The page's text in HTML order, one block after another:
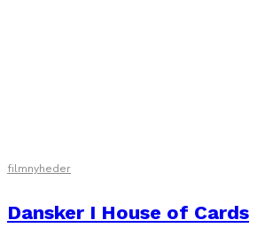
filmnyheder
Dansker I House of Cards